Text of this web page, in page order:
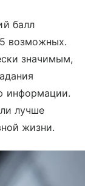
балл
возможных.
значимым,
информации.
лучше
жизни.